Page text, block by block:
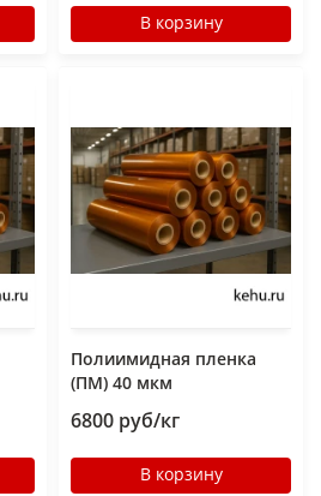
В корзину
Полиимидная пленка
(ПМ) 40 мкм
6800 руб/кг
В корзину